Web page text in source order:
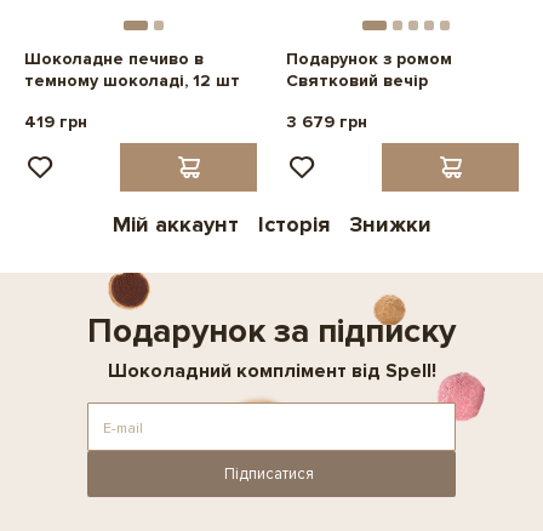
Шоколадне печиво в
темному шоколаді, 12 шт
419 грн
Подарунок з ромом
Святковий вечір
3 679 грн
Мій аккаунт Історія Знижки
Подарунок за підписку
Шоколадний комплімент від Spell!
Підписатися